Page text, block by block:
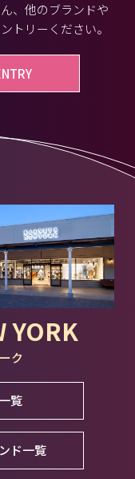
、他のブランドや
トリーください。
YORK
ク
覧
ド一覧